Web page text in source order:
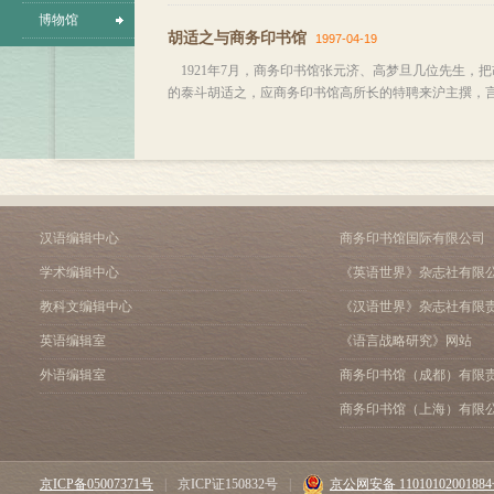
博物馆
胡适之与商务印书馆 1997-04-19
1921年7月，商务印书馆张元济、高梦旦几位先生，
的泰斗胡适之，应商务印书馆高所长的特聘来沪主撰
汉语编辑中心
学术编辑中心
教科文编辑中心
英语编辑室
外语编辑室
商务印书馆国际有限公司
《英语世界》杂志社有限
《汉语世界》杂志社有限
《语言战略研究》网站
商务印书馆（成都）有限
商务印书馆（上海）有限
京ICP备05007371号 京ICP证150832号
京公网安备